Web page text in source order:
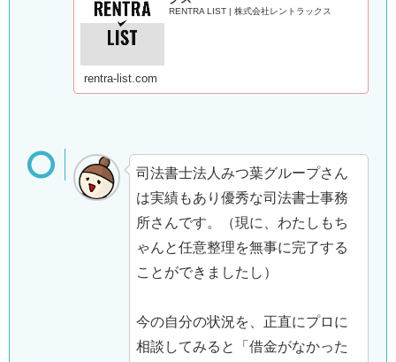
RENTRA LIST | 株式会社レントラックス
rentra-list.com
司法書士法人みつ葉グループさん
は実績もあり優秀な司法書士事務
所さんです。（現に、わたしもち
ゃんと任意整理を無事に完了する
ことができましたし）
今の自分の状況を、正直にプロに
相談してみると「借金がなかった